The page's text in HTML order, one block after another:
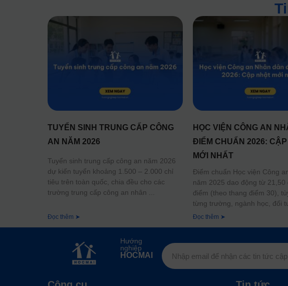
TUYỂN SINH TRUNG CẤP CÔNG
AN NĂM 2026
Tuyển sinh trung cấp công an năm 2026
dự kiến tuyển khoảng 1.500 – 2.000 chỉ
tiêu trên toàn quốc, chia đều cho các
trường trung cấp công an nhân
Đọc thêm ➤
HỌC VIỆN CÔNG AN
ĐIỂM CHUẨN 2026:
MỚI NHẤT
Điểm chuẩn Học viện Công
năm 2025 dao động từ 21,50
điểm (theo thang điểm 30),
từng trường, ngành học, đối
Đọc thêm ➤
Hướng
nghiệp
HOCMAI